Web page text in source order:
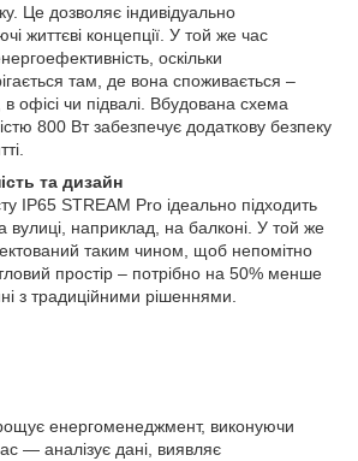
Це дозволяє індивідуально
життєві концепції. У той же час
оскільки
там, де вона споживається –
офісі чи підвалі. Вбудована схема
800 Вт забезпечує додаткову безпеку
та дизайн
IP65 STREAM Pro ідеально підходить
вулиці, наприклад, на балконі. У той же
таким чином, щоб непомітно
простір – потрібно на 50% менше
з традиційними рішеннями.
енергоменеджмент, виконуючи
— аналізує дані, виявляє